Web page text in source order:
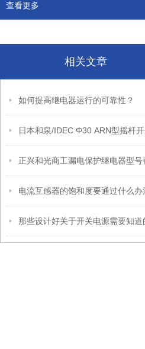
查看更多
相关文章
如何提高继电器运行的可靠性？